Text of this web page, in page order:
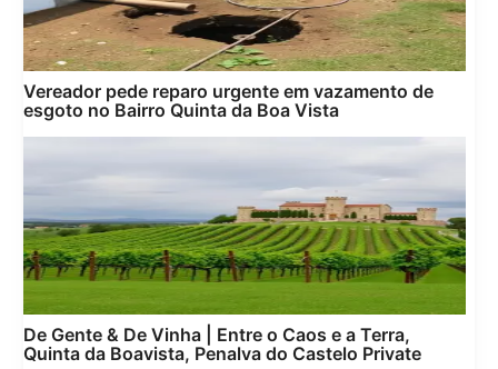
Vereador pede reparo urgente em vazamento de
esgoto no Bairro Quinta da Boa Vista
De Gente & De Vinha | Entre o Caos e a Terra,
Quinta da Boavista, Penalva do Castelo Private